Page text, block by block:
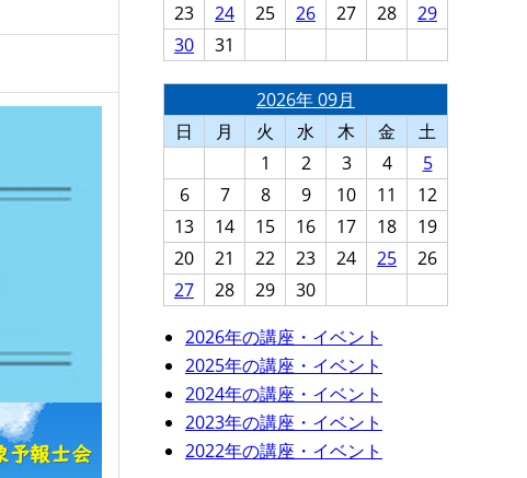
23
24 25 26 27 28
29
30
31
2026年 09月
日
月 火 水 木 金
土
1
2 3 4
5
6
7 8 9 10 11
12
13
14 15 16 17 18
19
20
21 22 23 24 25
26
27
28 29
30
2026年の講座・イベント
2025年の講座・イベント
2024年の講座・イベント
2023年の講座・イベント
2022年の講座・イベント